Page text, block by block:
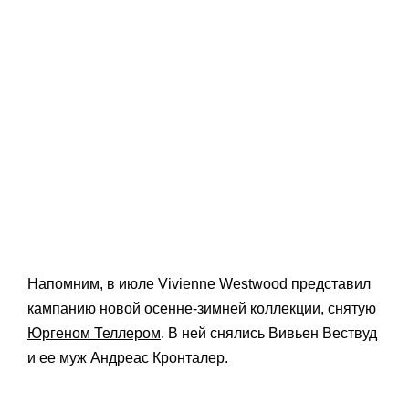
Напомним, в июле Vivienne Westwood представил
кампанию новой осенне-зимней коллекции, снятую
Юргеном Теллером. В ней снялись Вивьен Вествуд
и ее муж Андреас Кронталер.